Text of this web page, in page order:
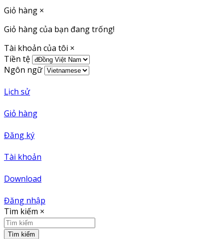
Giỏ hàng ×
Giỏ hàng của bạn đang trống!
Tài khoản của tôi ×
Tiền tệ
Ngôn ngữ
Lịch sử
Giỏ hàng
Đăng ký
Tài khoản
Download
Đăng nhập
Tìm kiếm ×
Tìm kiếm